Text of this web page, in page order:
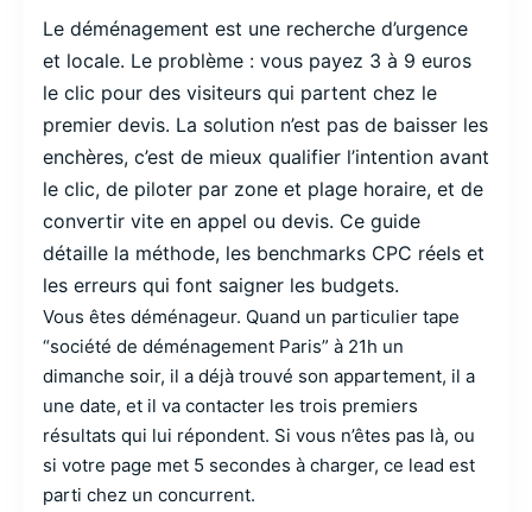
Le déménagement est une recherche d’urgence
et locale. Le problème : vous payez 3 à 9 euros
le clic pour des visiteurs qui partent chez le
premier devis. La solution n’est pas de baisser les
enchères, c’est de mieux qualifier l’intention avant
le clic, de piloter par zone et plage horaire, et de
convertir vite en appel ou devis. Ce guide
détaille la méthode, les benchmarks CPC réels et
les erreurs qui font saigner les budgets.
Vous êtes déménageur. Quand un particulier tape
“société de déménagement Paris” à 21h un
dimanche soir, il a déjà trouvé son appartement, il a
une date, et il va contacter les trois premiers
résultats qui lui répondent. Si vous n’êtes pas là, ou
si votre page met 5 secondes à charger, ce lead est
parti chez un concurrent.